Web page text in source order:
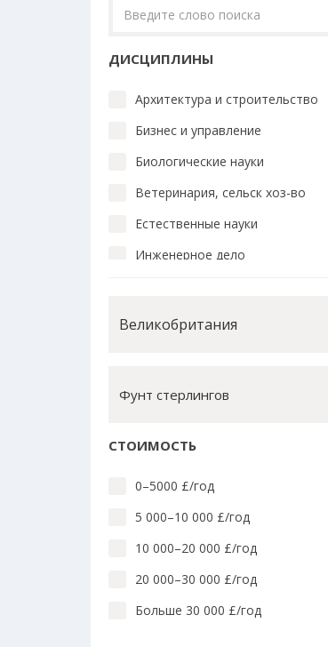
ДИСЦИПЛИНЫ
Архитектура и строительство
Бизнес и управление
Биологические науки
Ветеринария, сельск хоз-во
Естественные науки
Инженерное дело
История и философия
Медицина и стоматология
Великобритания
Фунт стерлингов
СТОИМОСТЬ
0–5000 £/год
5 000–10 000 £/год
10 000–20 000 £/год
20 000–30 000 £/год
Больше 30 000 £/год